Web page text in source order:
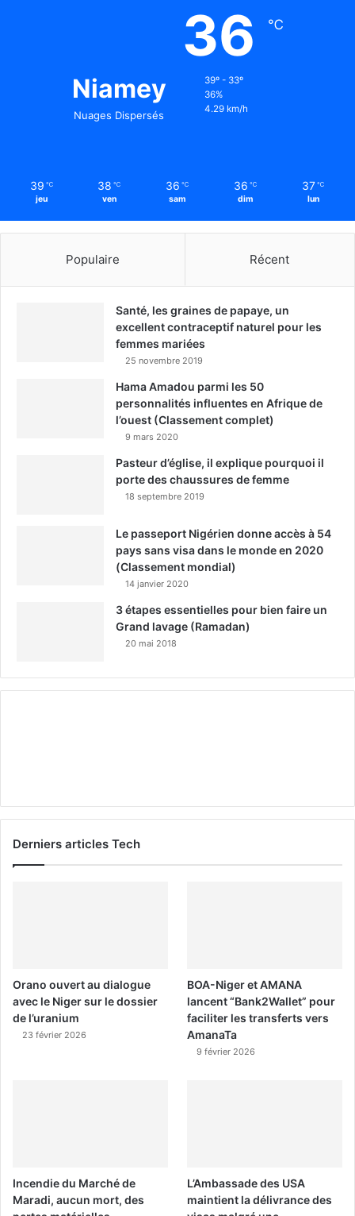
Niamey
Nuages Dispersés
36 ℃
39º - 33º
36%
4.29 km/h
39 ℃
jeu
38 ℃
ven
36 ℃
sam
36 ℃
dim
37 ℃
lun
Populaire Récent
Santé, les graines de papaye, un
excellent contraceptif naturel pour les
femmes mariées
25 novembre 2019
Hama Amadou parmi les 50
personnalités influentes en Afrique de
l’ouest (Classement complet)
9 mars 2020
Pasteur d’église, il explique pourquoi il
porte des chaussures de femme
18 septembre 2019
Le passeport Nigérien donne accès à 54
pays sans visa dans le monde en 2020
(Classement mondial)
14 janvier 2020
3 étapes essentielles pour bien faire un
Grand lavage (Ramadan)
20 mai 2018
Derniers articles Tech
Orano ouvert au dialogue
avec le Niger sur le dossier
de l’uranium
23 février 2026
BOA-Niger et AMANA
lancent “Bank2Wallet” pour
faciliter les transferts vers
AmanaTa
9 février 2026
Incendie du Marché de
Maradi, aucun mort, des
L’Ambassade des USA
maintient la délivrance des